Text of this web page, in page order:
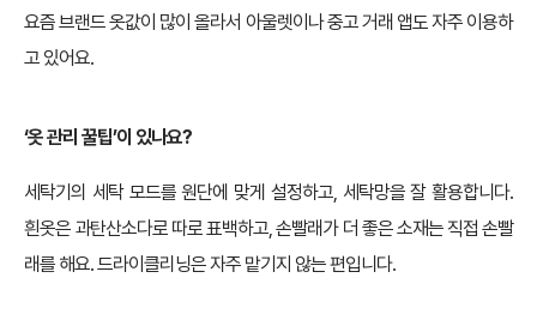
요즘 브랜드 옷값이 많이 올라서 아울렛이나 중고 거래 앱도 자주 이용하
고 있어요.
‘옷 관리 꿀팁’이 있나요?
세탁기의 세탁 모드를 원단에 맞게 설정하고, 세탁망을 잘 활용합니다.
흰옷은 과탄산소다로 따로 표백하고, 손빨래가 더 좋은 소재는 직접 손빨
래를 해요. 드라이클리닝은 자주 맡기지 않는 편입니다.